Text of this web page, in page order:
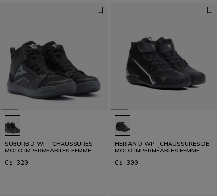
SUBURB D-WP - CHAUSSURES
MOTO IMPERMEABILES FEMME
C$ 320
HERIAN D-WP - CHAUSSURES DE
MOTO IMPERMÉABLES FEMME
C$ 300